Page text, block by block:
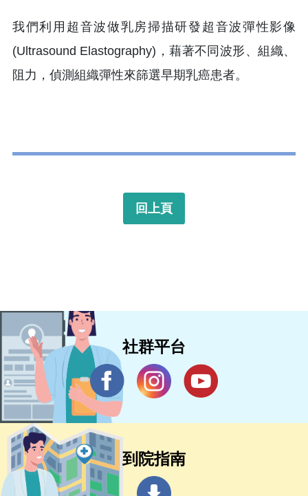
我們利用超音波做乳房掃描研發超音波彈性影像
(Ultrasound Elastography)，藉著不同波形、組織、
阻力，偵測組織彈性來篩選早期乳癌患者。
回上頁
社群平台
到院指南